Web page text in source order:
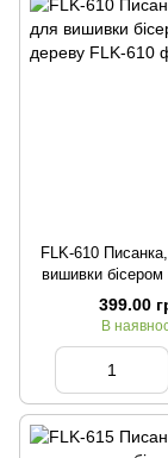
FLK-610
вишивки
399.00
В